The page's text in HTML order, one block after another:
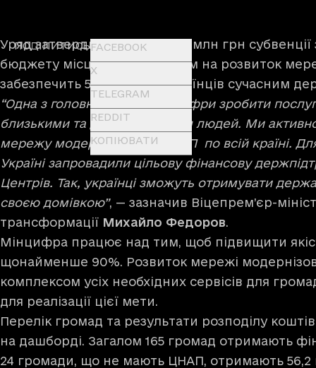
ПОДІЛИТИСЬFACEBOOK
X
TELEGRAM
REDDIT
КОПІЮВАТИ
Уряд затвердив розподіл 231 млн грн
бюджету місцевим бюджетам на розвиток
забезпечить 5 мільйонів українців сучасним
“Одна з головних цілей Мінцифри зробити
близькими та доступними для людей. Ми
мережу модернізованих ЦНАП по всій країні.
Україні запровадили цільову фінансову
Центрів. Так, українці зможуть отримувати
своєю домівкою”, — зазначив Віцепрем’єр-
трансформації Михайло Федоров.
Мінцифра працює над тим, щоб підвищити
щонайменше 90%. Розвиток мережі
комплексом усіх необхідних сервісів для
для реалізації цієї мети.
Перелік громад та результати розподілу
на дашборді. Загалом 165 громад отримають
24 громади, що не мають ЦНАП, отримають 56,2